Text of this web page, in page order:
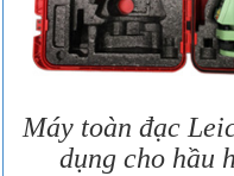
Máy toàn đạc
dụng cho hầu